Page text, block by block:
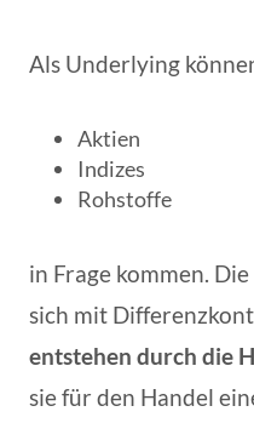
Als Underlying
Aktien
Indizes
Rohstoffe
in Frage kommen.
sich mit
entstehen durch die
sie für den Handel